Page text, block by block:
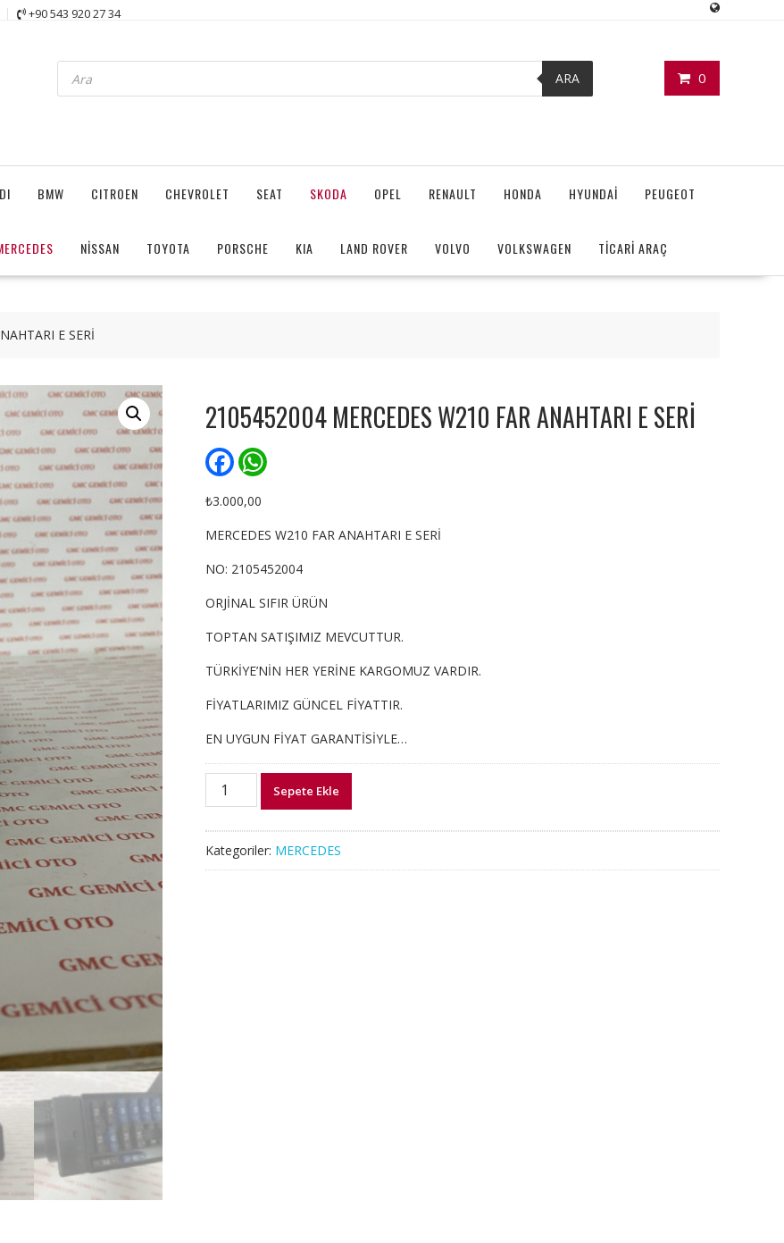
+90 543 920 27 34
0
Products
search ARA
BMW CITROEN CHEVROLET SEAT SKODA OPEL RENAULT HONDA HYUNDAİ PEUGEOT
NİSSAN TOYOTA PORSCHE KIA LAND ROVER VOLVO VOLKSWAGEN TİCARİ ARAÇ
E SERİ
2105452004 MERCEDES W210 FAR ANAHTARI E SERİ
F
a
e
b
o
p
₺3.000,00
MERCEDES W210 FAR ANAHTARI E SERİ
NO: 2105452004
ORJİNAL SIFIR ÜRÜN
TOPTAN SATIŞIMIZ MEVCUTTUR.
TÜRKİYE’NİN HER YERİNE KARGOMUZ VARDIR.
FİYATLARIMIZ GÜNCEL FİYATTIR.
EN UYGUN FİYAT GARANTİSİYLE…
2105452004
MERCEDES
ANAHTARI
Sepete Ekle
Kategoriler: MERCEDES